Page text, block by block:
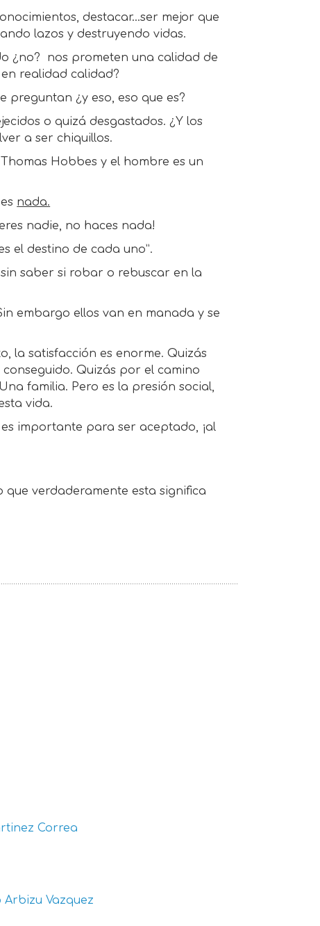
destacar…ser mejor que
lazos y destruyendo vidas.
¿no? nos prometen una calidad de
realidad calidad?
preguntan ¿y eso, eso que es?
o quizá desgastados. ¿Y los
a ser chiquillos.
Hobbes y el hombre es un
nada.
nadie, no haces nada!
el destino de cada uno”.
saber si robar o rebuscar en la
embargo ellos van en manada y se
la satisfacción es enorme. Quizás
Quizás por el camino
familia. Pero es la presión social,
vida.
importante para ser aceptado, ¡al
verdaderamente esta significa
Correa
Arbizu Vazquez